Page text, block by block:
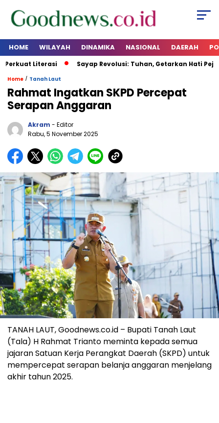
HOME WILAYAH DINAMIKA NASIONAL DAERAH
Literasi Sayap Revolusi: Tuhan, Getarkan Hati
Home / Tanah Laut
Rahmat Ingatkan SKPD Percepat
Serapan Anggaran
Akram - Editor
Rabu, 5 November 2025
TANAH LAUT, Goodnews.co.id – Bupati Tanah Laut
(Tala) H Rahmat Trianto meminta kepada semua
jajaran Satuan Kerja Perangkat Daerah (SKPD) untuk
mempercepat serapan belanja anggaran menjelang
akhir tahun 2025.